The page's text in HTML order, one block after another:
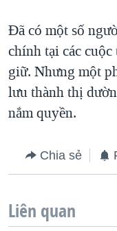
Ðã có một số
chính tại các
giữ. Nhưng một
lưu thành thị
nắm quyền.
Chia sẻ
Liên quan